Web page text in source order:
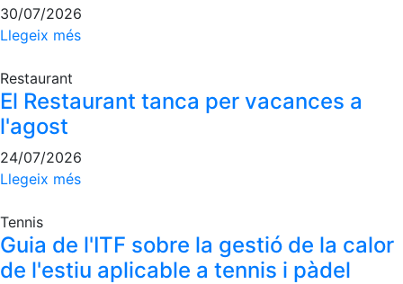
Piscina
Patrocini
Patrocinadors
Avantatges socials
Publicitat a la Revista
Vols ser Patrocinador del Club?
Notícies
Inscripcions El Godó del Soci/a
30/07/2026
Llegeix més
Restaurant
El Restaurant tanca per vacances a
l'agost
24/07/2026
Llegeix més
Tennis
Guia de l'ITF sobre la gestió de la calor
de l'estiu aplicable a tennis i pàdel